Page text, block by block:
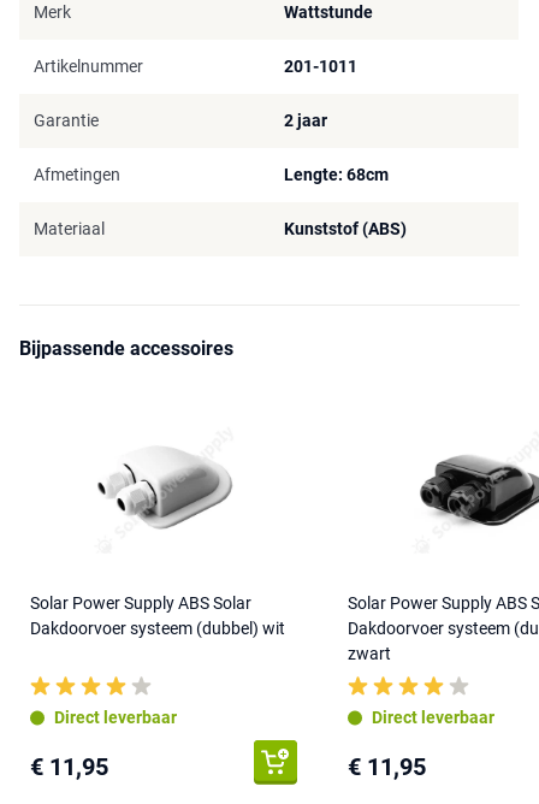
Merk Wattstunde
Artikelnummer 201-1011
Garantie 2 jaar
Afmetingen Lengte: 68cm
Materiaal Kunststof (ABS)
Bijpassende accessoires
Solar Power Supply ABS Solar
Dakdoorvoer systeem (dubbel) wit
Direct leverbaar
€ 11,95
Solar Power Supply ABS
Dakdoorvoer systeem
zwart
Direct leverbaar
€ 11,95